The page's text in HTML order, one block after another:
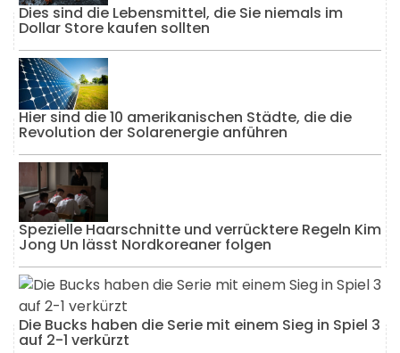
Dies sind die Lebensmittel, die Sie niemals im
Dollar Store kaufen sollten
Hier sind die 10 amerikanischen Städte, die die
Revolution der Solarenergie anführen
Spezielle Haarschnitte und verrücktere Regeln Kim
Jong Un lässt Nordkoreaner folgen
Die Bucks haben die Serie mit einem Sieg in Spiel 3
auf 2-1 verkürzt